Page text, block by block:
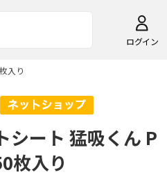
ログイン
入り
シート 猛吸くん P
枚入り